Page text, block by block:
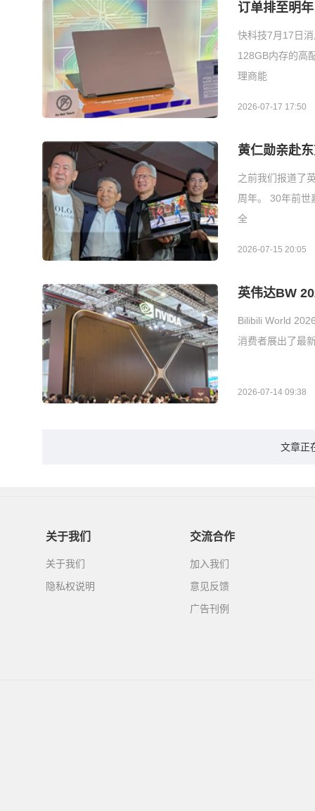
订单排至明
快科技7月17日
128GB内存的高
理商能
2026-07-17 17:50
黄仁勋亲赴
之前我们报道了
周年。 30年前世
全
2026-07-15 20:05
英伟达BW
Bilibili World
消费者展出了最
2026-07-14 09:38
文章正
关于我们
关于我们
隐私权说明
交流合作
加入我们
意见反馈
广告刊例